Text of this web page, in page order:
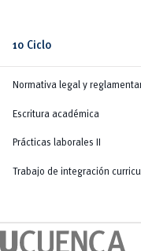
10 Ciclo
Normativa legal y
Escritura académica
Prácticas laborales II
Trabajo de integración